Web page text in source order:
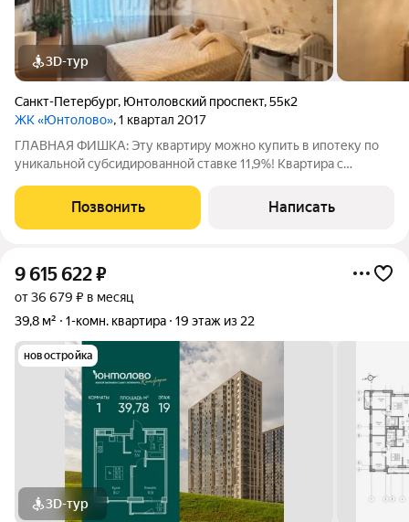
3D-тур
Санкт-Петербург, Юнтоловский проспект,55к2
ЖК «Юнтолово», 1 квартал 2017
ГЛАВНАЯ ФИШКА: Эту квартиру можно купить в ипотеку по
уникальной субсидированной ставке 11,9%! Квартира с
вариант для тех, кто хочет просто привезти свои чемоданы и
жить в удовольствие, не тратя
Позвонить Написать
9 615 622₽
от 36 679 ₽ в месяц
39,8 м²
1-комн. квартира 19 этаж из 22
новостройка
3D-тур